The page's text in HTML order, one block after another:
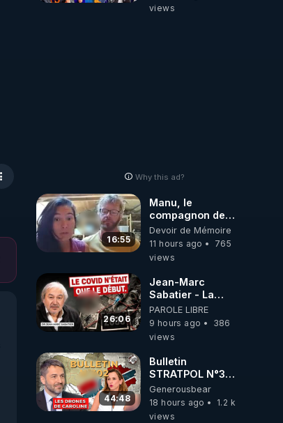
views
Why this ad?
16:55
Manu, le
compagnon de
Kyria, raconte sa
garde à vue
musclée.
Devoir de Mémoire
11 hours ago
765
views
26:06
Jean-Marc
Sabatier - La
Covid-19 n'a été
que le début -
L'ARN messager
PAROLE LIBRE
9 hours ago
386
views
44:48
Bulletin
STRATPOL N°302.
Armée des
drones, MS-21 en
série, missiles
Generousbear
18 hours ago
1.2 k
views